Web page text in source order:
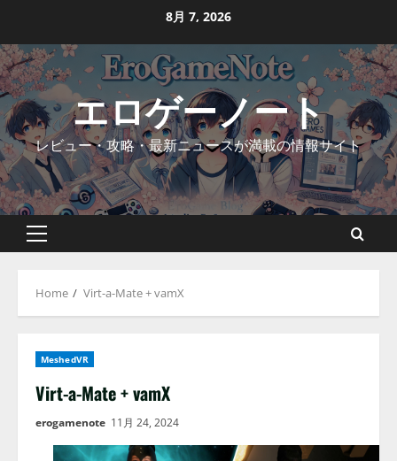
content
8月 7, 2026
エロゲーノート
レビュー・攻略・最新ニュースが満載の情報サイト
Primary
Home Virt-a-Mate + vamX
MeshedVR
Virt-a-Mate + vamX
erogamenote 11月 24, 2024